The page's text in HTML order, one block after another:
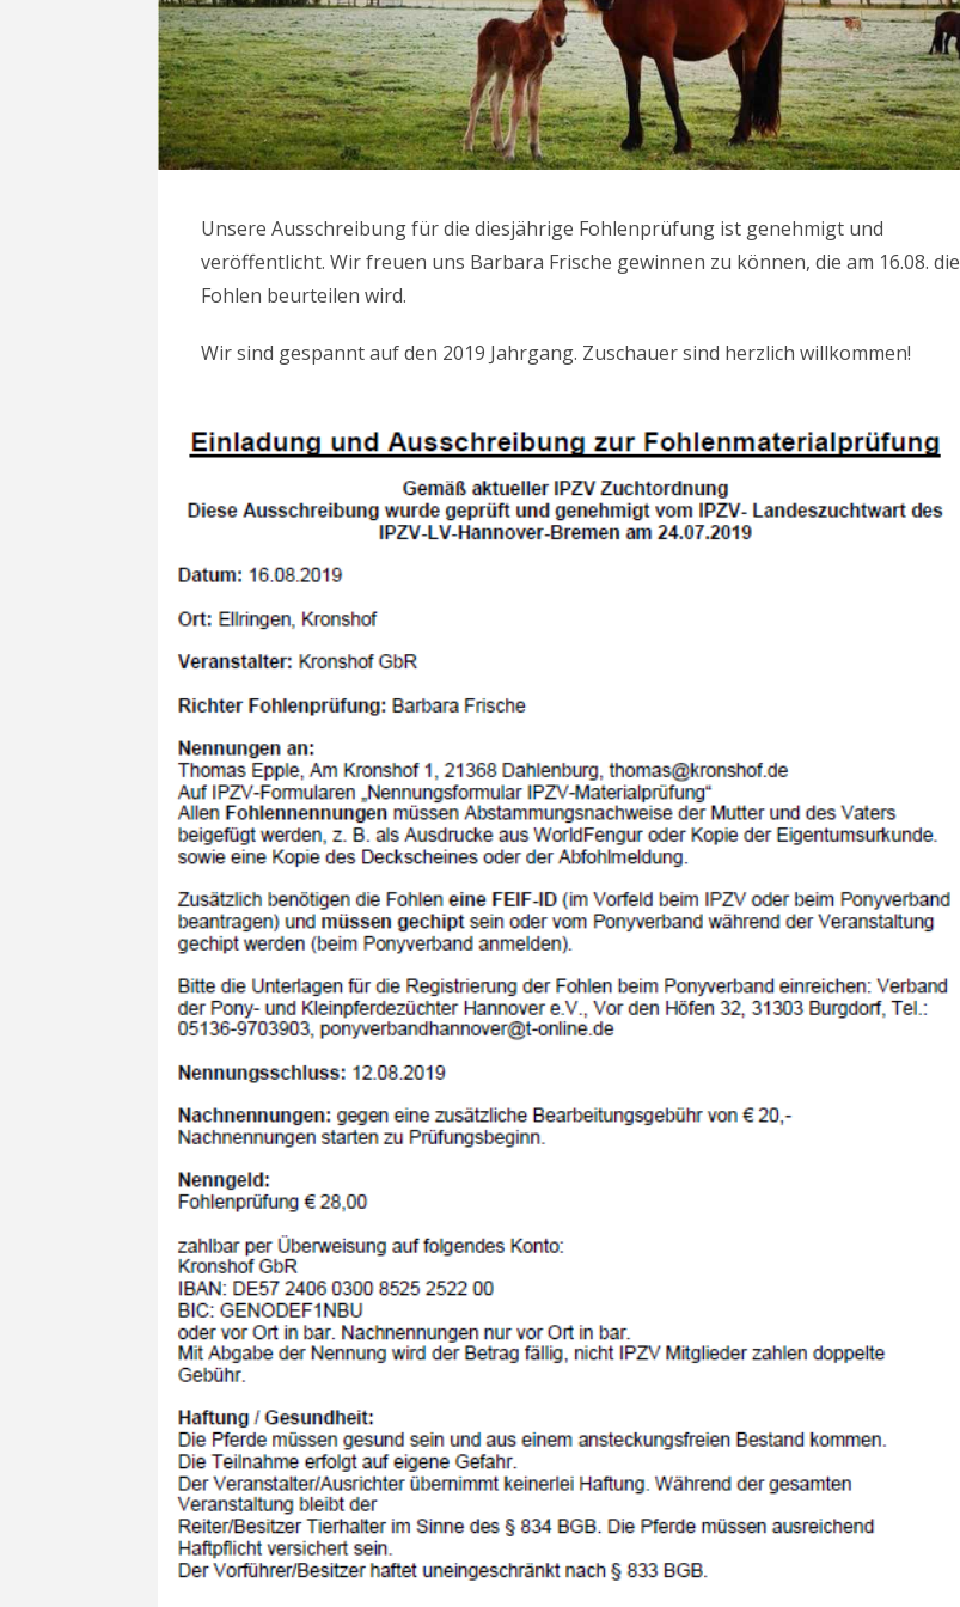
Unsere Ausschreibung für die diesjährige Fohlenprüfung ist genehmigt und
veröffentlicht. Wir freuen uns Barbara Frische gewinnen zu können, die am 16.08. die
Fohlen beurteilen wird.
Wir sind gespannt auf den 2019 Jahrgang. Zuschauer sind herzlich willkommen!